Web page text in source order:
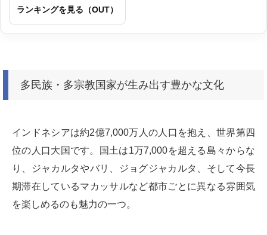
ランキングを見る（OUT）
多民族・多宗教国家が生み出す豊かな文化
インドネシアは約2億7,000万人の人口を抱え、世界第四
位の人口大国です。国土は1万7,000を超える島々からな
り、ジャカルタやバリ、ジョグジャカルタ、そして今長
期滞在しているマカッサルなど都市ごとに異なる雰囲気
を楽しめるのも魅力の一つ。